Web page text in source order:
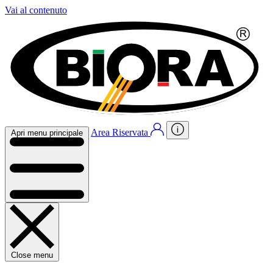
Vai al contenuto
Apri menu principale Area Riservata
Close menu